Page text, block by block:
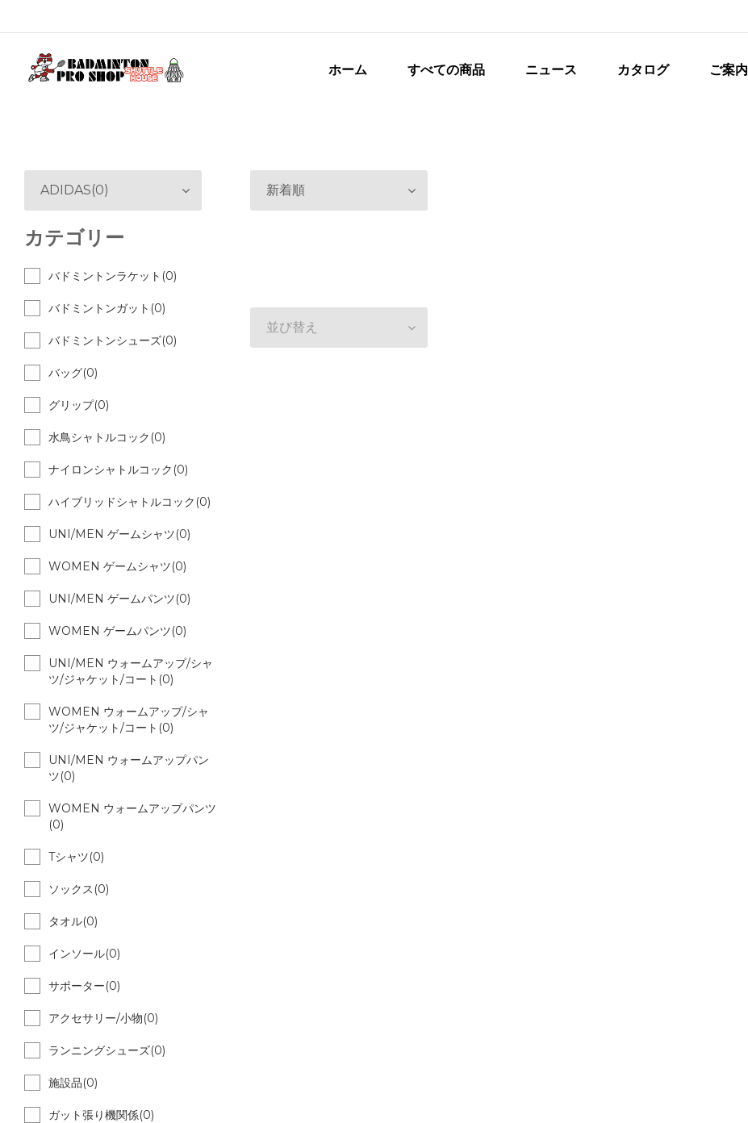
ホーム すべての商品 ニュース カタログ ご案内
新着順
並び替え
ADIDAS(0)
カテゴリー
バドミントンラケット(0)
バドミントンガット(0)
バドミントンシューズ(0)
バッグ(0)
グリップ(0)
水鳥シャトルコック(0)
ナイロンシャトルコック(0)
ハイブリッドシャトルコック(0)
UNI/MEN ゲームシャツ(0)
WOMEN ゲームシャツ(0)
UNI/MEN ゲームパンツ(0)
WOMEN ゲームパンツ(0)
UNI/MEN ウォームアップ/シャ
ツ/ジャケット/コート(0)
WOMEN ウォームアップ/シャ
ツ/ジャケット/コート(0)
UNI/MEN ウォームアップパン
ツ(0)
WOMEN ウォームアップパンツ
(0)
Tシャツ(0)
ソックス(0)
タオル(0)
インソール(0)
サポーター(0)
アクセサリー/小物(0)
ランニングシューズ(0)
施設品(0)
ガット張り機関係(0)